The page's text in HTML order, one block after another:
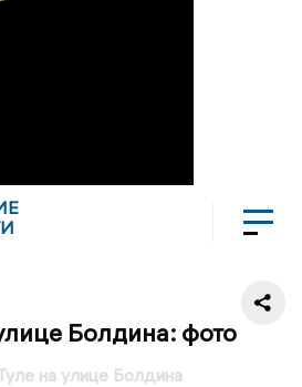
Болдина: фото
на улице Болдина